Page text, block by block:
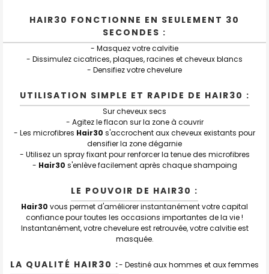
HAIR30 FONCTIONNE EN SEULEMENT 30
SECONDES :
- Masquez votre calvitie
- Dissimulez cicatrices, plaques, racines et cheveux blancs
- Densifiez votre chevelure
UTILISATION SIMPLE ET RAPIDE DE HAIR30 :
Sur cheveux secs
- Agitez le flacon sur la zone à couvrir
- Les microfibres Hair30 s'accrochent aux cheveux existants pour
densifier la zone dégarnie
- Utilisez un spray fixant pour renforcer la tenue des microfibres
- Hair30 s'enlève facilement après chaque shampoing
LE POUVOIR DE HAIR30 :
Hair30 vous permet d'améliorer instantanément votre capital
confiance pour toutes les occasions importantes de la vie !
Instantanément, votre chevelure est retrouvée, votre calvitie est
masquée.
LA QUALITÉ HAIR30 :- Destiné aux hommes et aux femmes